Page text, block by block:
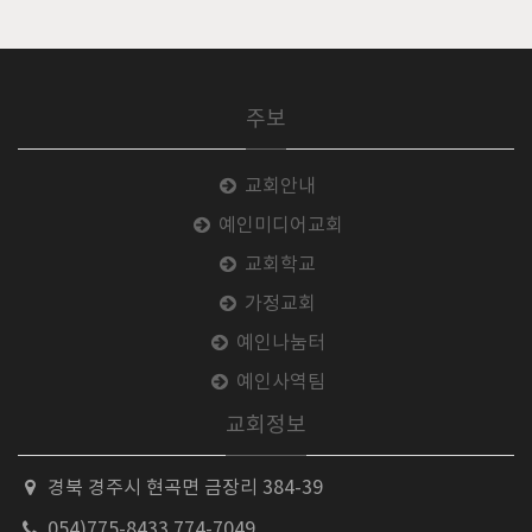
주보
교회안내
예인미디어교회
교회학교
가정교회
예인나눔터
예인사역팀
교회정보
경북 경주시 현곡면 금장리 384-39